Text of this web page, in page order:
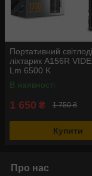
Портативний
ліхтарик A156R
Lm 6500 K
В наявності
1 650 ₴ 1 750 ₴
Купити
Про нас